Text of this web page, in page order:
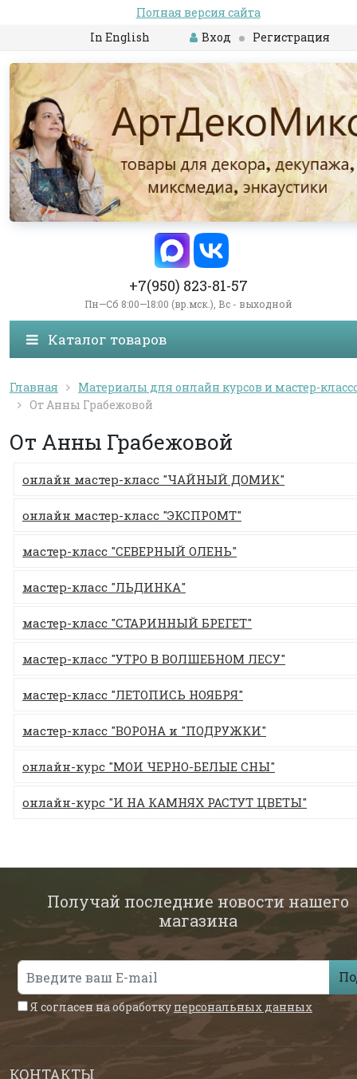
Полная версия сайта
In English
Вход Регистрация
+7(950) 823-81-57
Пн—Сб 8:00—18:00 (вр.мск.), Вс - выходной
Каталог товаров
Главная
Материалы для онлайн курсов и мастер-
От Анны Грабежовой
От Анны Грабежовой
онлайн мастер-класс "ЧАЙНЫЙ ДОМИК"
онлайн мастер-класс "ЭКСПРОМТ"
мастер-класс "СЕВЕРНЫЙ ОЛЕНЬ"
мастер-класс "ЛЬДИНКА"
мастер-класс "СТАРИННЫЙ БРЕГЕТ"
мастер-класс "УТРО В ВОЛШЕБНОМ ЛЕСУ"
мастер-класс "ЛЕТОПИСЬ НОЯБРЯ"
мастер-класс "ВОРОНА и "ПОДРУЖКИ"
онлайн-курс "МОИ ЧЕРНО-БЕЛЫЕ СНЫ"
онлайн-курс "И НА КАМНЯХ РАСТУТ ЦВЕТЫ"
Получай последние новости нашего
магазина
Я согласен на обработку персональных данных
КОНТАКТЫ